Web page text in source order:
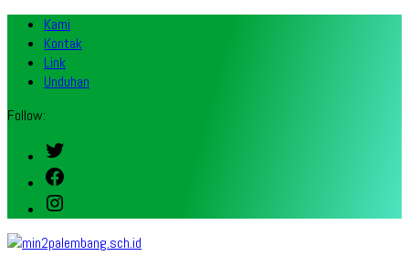
Kami
Kontak
Link
Unduhan
Follow:
Twitter
Facebook
Instagram